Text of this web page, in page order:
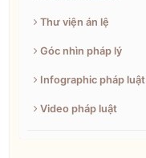
Thư viện án lệ
Góc nhìn pháp lý
Infographic pháp luật
Video pháp luật